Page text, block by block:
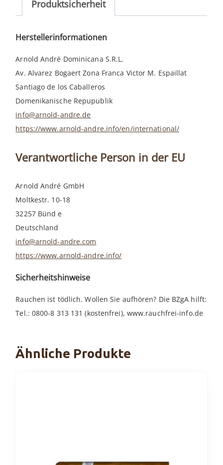
Produktsicherheit
Herstellerinformationen
Arnold André Dominicana S.R.L.
Av. Alvarez Bogaert Zona Franca Victor M. Espaillat
Santiago de los Caballeros
Domenikanische Repupublik
info@arnold-andre.de
https://www.arnold-andre.info/en/international/
Verantwortliche Person in der EU
Arnold André GmbH
Moltkestr. 10-18
32257 Bünd e
Deutschland
info@arnold-andre.com
https://www.arnold-andre.info/
Sicherheitshinweise
Rauchen ist tödlich. Wollen Sie aufhören? Die BZgA hilft:
Tel.: 0800-8 313 131 (kostenfrei), www.rauchfrei-info.de
Ähnliche Produkte